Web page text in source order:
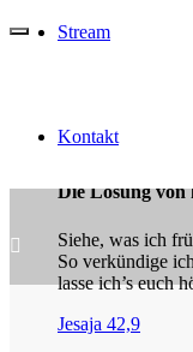
Stream
Kontakt
Die Losung von
Siehe, was ich
So verkündige
lasse ich’s euch
Jesaja 42,9